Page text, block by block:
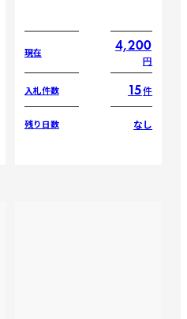
現在 4,200
円
入札件数 15件
残り日数 なし